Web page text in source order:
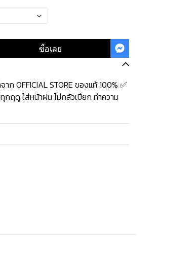
ซื้อเลย
OFFICIAL STORE ของแท้ 100% ✅
กฤดู ใส่หน้าฝน ไม่กลัวเปียก ทำความ